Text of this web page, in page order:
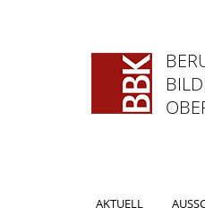
ZUM
ZUM
AKTUELL